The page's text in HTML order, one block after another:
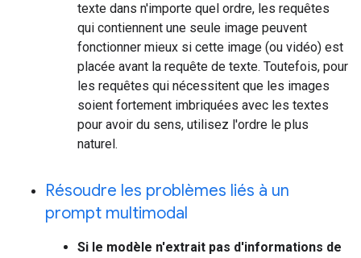
texte dans n'importe quel ordre, les requêtes
qui contiennent une seule image peuvent
fonctionner mieux si cette image (ou vidéo) est
placée avant la requête de texte. Toutefois, pour
les requêtes qui nécessitent que les images
soient fortement imbriquées avec les textes
pour avoir du sens, utilisez l'ordre le plus
naturel.
Résoudre les problèmes liés à un
prompt multimodal
Si le modèle n'extrait pas d'informations de